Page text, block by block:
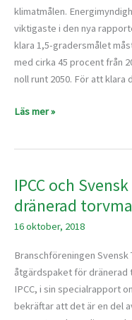
klimatmålen.
viktigaste i den nya
klara 1,5-gradersmålet
med cirka 45 procent från
noll runt 2050. För att klara
att
klara
klimatet
Läs mer »
IPCC och
dränerad
16 oktober, 2018
Branschföreningen
åtgärdspaket för dränerad
IPCC, i sin specialrapport
bekräftar att det är en del
IPCC
och
Torv
har
samsyn
kring
dränerad